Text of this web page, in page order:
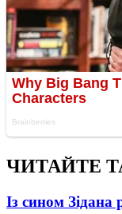
ЧИТАЙТЕ
Із сином Зідана